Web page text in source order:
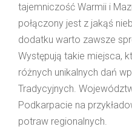
tajemniczość Warmii i
połączony jest z jakąś
dodatku warto zawsze
Występują takie miejsca,
różnych unikalnych dań
Tradycyjnych.
Podkarpacie na
potraw regionalnych.